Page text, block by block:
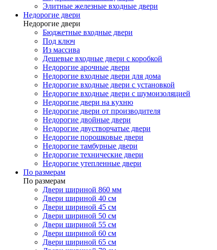
Элитные железные входные двери
Недорогие двери
Недорогие двери
Бюджетные входные двери
Под ключ
Из массива
Дешевые входные двери с коробкой
Недорогие арочные двери
Недорогие входные двери для дома
Недорогие входные двери с установкой
Недорогие входные двери с шумоизоляцией
Недорогие двери на кухню
Недорогие двери от производителя
Недорогие двойные двери
Недорогие двустворчатые двери
Недорогие порошковые двери
Недорогие тамбурные двери
Недорогие технические двери
Недорогие утепленные двери
По размерам
По размерам
Двери шириной 860 мм
Двери шириной 40 см
Двери шириной 45 см
Двери шириной 50 см
Двери шириной 55 см
Двери шириной 60 см
Двери шириной 65 см